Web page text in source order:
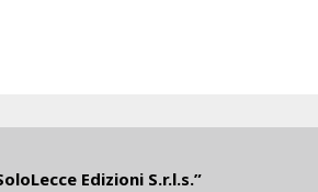
Edizioni S.r.l.s.”